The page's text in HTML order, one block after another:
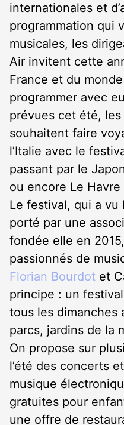
internationales et
programmation qui
musicales, les
Air invitent cette
France et du
programmer avec
prévues cet été,
souhaitent faire
l’Italie avec le
passant par le
ou encore Le
Le festival, qui a vu
porté par une
fondée elle en
passionnés de
Florian Bourdot et
principe : un
tous les dimanches
parcs, jardins de la
On propose sur
l’été des concerts
musique
gratuites pour
une offre de